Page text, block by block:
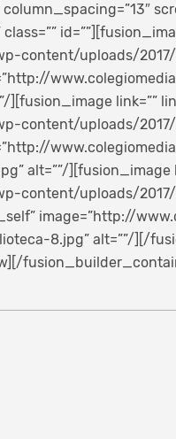
content/uploads/2017/
link=””
content/uploads/2017/
alt=””/][fusion_image
content/uploads/
image=”http://
8.jpg” alt=””/][/